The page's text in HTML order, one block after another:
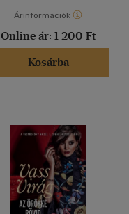
Árinformációk
Online ár: 1 200 Ft
Kosárba